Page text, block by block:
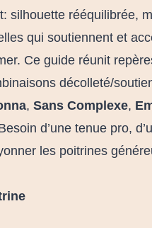
silhouette rééquilibrée,
qui soutiennent et
Ce guide réunit
décolleté/
, Sans Complexe,
d’une tenue pro,
les poitrines